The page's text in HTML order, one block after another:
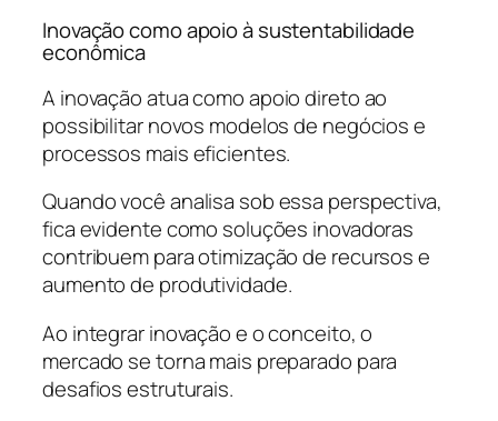
Inovação como apoio à sustentabilidade
econômica
A inovação atua como apoio direto ao
possibilitar novos modelos de negócios e
processos mais eficientes.
Quando você analisa sob essa perspectiva,
fica evidente como soluções inovadoras
contribuem para otimização de recursos e
aumento de produtividade.
Ao integrar inovação e o conceito, o
mercado se torna mais preparado para
desafios estruturais.